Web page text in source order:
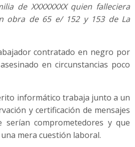
de XXXXXXXX quien falleciera
obra de 65 e/ 152 y 153 de La
contratado en negro por
en circunstancias poco
informático trabaja junto a un
y certificación de mensajes
serían comprometedores y que
mera cuestión laboral.